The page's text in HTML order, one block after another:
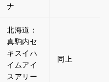
ナ
北海道：
真駒内セ
キスイハ
イムアイ
スアリー
同上